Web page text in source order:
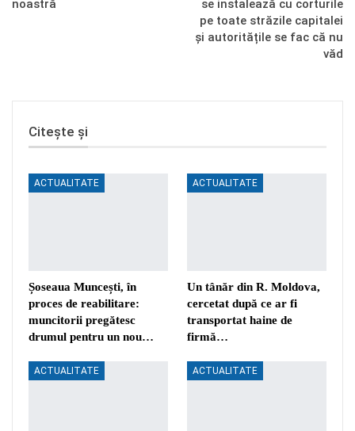
noastră
se instalează cu corturile
pe toate străzile capitalei
și autoritățile se fac că nu
văd
Citește și
ACTUALITATE
Șoseaua Muncești, în
proces de reabilitare:
muncitorii pregătesc
drumul pentru un nou…
ACTUALITATE
Un tânăr din R. Moldova,
cercetat după ce ar fi
transportat haine de
firmă…
ACTUALITATE ACTUALITATE